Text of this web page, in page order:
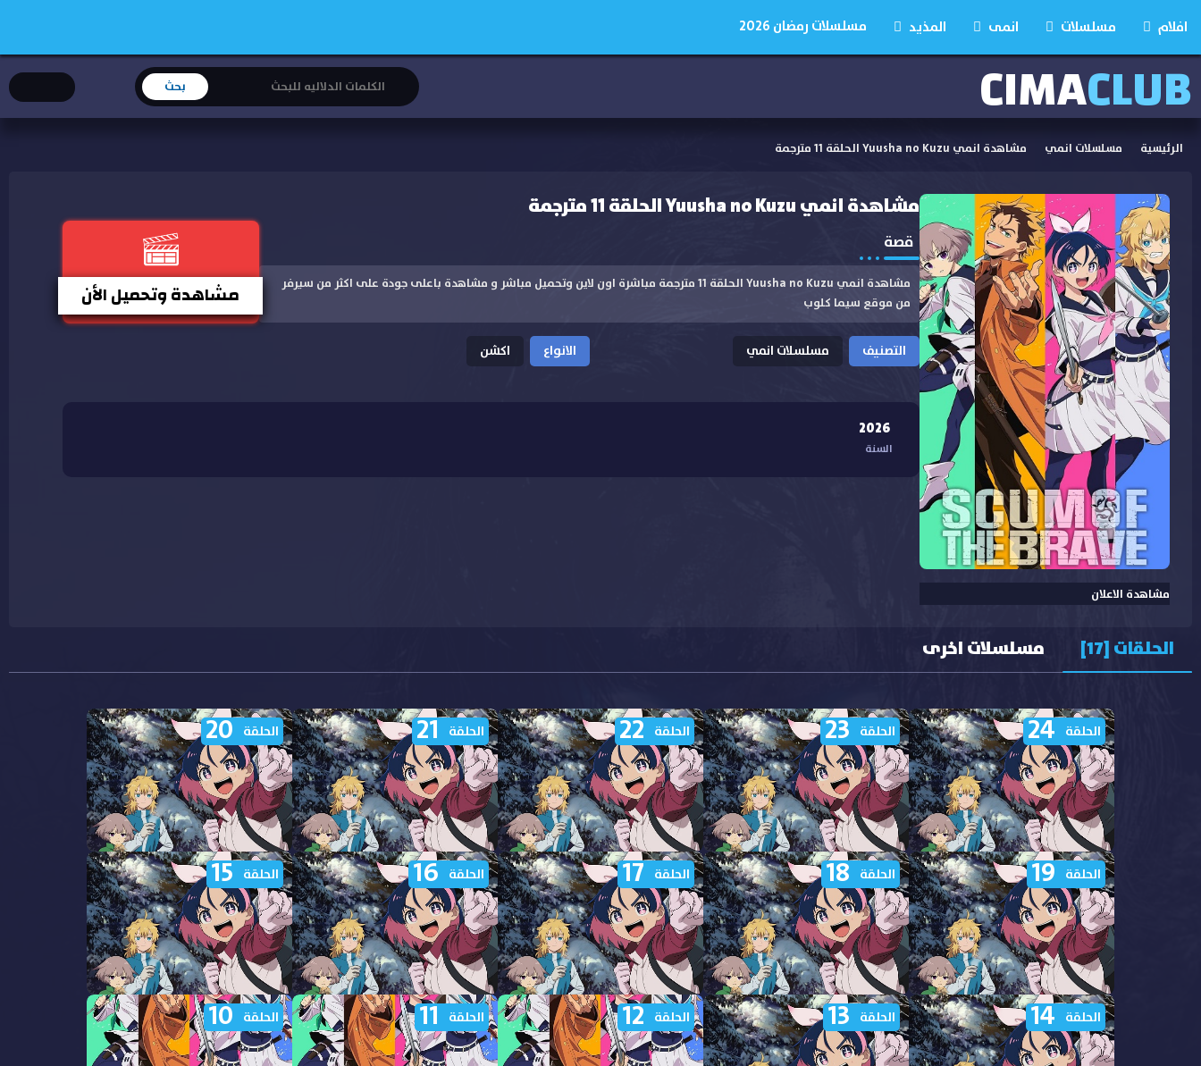
افلام مسلسلات انمى المذيد مسلسلات رمضان 2026
CIMACLUB
الرئيسية مسلسلات انمي مشاهدة انمي Yuusha no Kuzu الحلقة 11 مترجمة
مشاهدة الاعلان
مشاهدة انمي Yuusha no Kuzu الحلقة 11 مترجمة
قصة
مشاهدة انمي Yuusha no Kuzu الحلقة 11 مترجمة مباشرة اون لاين وتحميل مباشر و مشاهدة باعلى جودة على اكثر من سيرفر
من موقع سيما كلوب
التصنيف مسلسلات انمي الانواع اكشن
مشاهدة وتحميل الأن
2026
السنة
الحلقات [17] مسلسلات اخرى
مشاهدة انمي Yuusha no Kuzu
الحلقة 24 مترجمة
الحلقة 24
مشاهدة انمي Yuusha no Kuzu
الحلقة 23 مترجمة
الحلقة 23
مشاهدة انمي Yuusha no Kuzu
الحلقة 22 مترجمة
الحلقة 22
مشاهدة انمي Yuusha no Kuzu
الحلقة 21 مترجمة
الحلقة 21
مشاهدة انمي Yuusha no Kuzu
الحلقة 20 مترجمة
الحلقة 20
مشاهدة انمي Yuusha no Kuzu
الحلقة 19 مترجمة
الحلقة 19
مشاهدة انمي Yuusha no Kuzu
الحلقة 18 مترجمة
الحلقة 18
مشاهدة انمي Yuusha no Kuzu
الحلقة 17 مترجمة
الحلقة 17
مشاهدة انمي Yuusha no Kuzu
الحلقة 16 مترجمة
الحلقة 16
مشاهدة انمي Yuusha no Kuzu
الحلقة 15 مترجمة
الحلقة 15
الحلقة 14 الحلقة 13 الحلقة 12 الحلقة 11 الحلقة 10